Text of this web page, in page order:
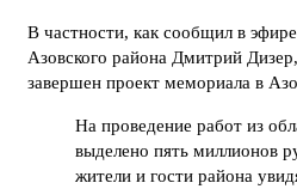
В частности, как сообщил в эфире
Азовского района Дмитрий
завершен проект мемориала в
На проведение работ из
выделено пять миллионов
жители и гости района